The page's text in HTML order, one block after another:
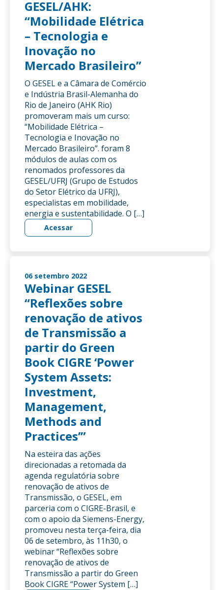
GESEL/AHK:
“Mobilidade Elétrica
– Tecnologia e
Inovação no
Mercado Brasileiro”
O GESEL e a Câmara de Comércio
e Indústria Brasil-Alemanha do
Rio de Janeiro (AHK Rio)
promoveram mais um curso:
“Mobilidade Elétrica –
Tecnologia e Inovação no
Mercado Brasileiro”. foram 8
módulos de aulas com os
renomados professores da
GESEL/UFRJ (Grupo de Estudos
do Setor Elétrico da UFRJ),
especialistas em mobilidade,
energia e sustentabilidade. O […]
Acessar
06 setembro 2022
Webinar GESEL
“Reflexões sobre
renovação de ativos
de Transmissão a
partir do Green
Book CIGRE ‘Power
System Assets:
Investment,
Management,
Methods and
Practices’”
Na esteira das ações
direcionadas a retomada da
agenda regulatória sobre
renovação de ativos de
Transmissão, o GESEL, em
parceria com o CIGRE-Brasil, e
com o apoio da Siemens-Energy,
promoveu nesta terça-feira, dia
06 de setembro, às 11h30, o
webinar “Reflexões sobre
renovação de ativos de
Transmissão a partir do Green
Book CIGRE “Power System […]